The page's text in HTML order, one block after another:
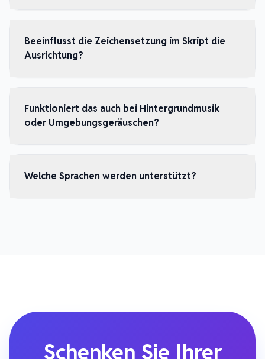
Beeinflusst die Zeichensetzung im Skript die
Ausrichtung?
Funktioniert das auch bei Hintergrundmusik
oder Umgebungsgeräuschen?
Welche Sprachen werden unterstützt?
Schenken Sie Ihrer